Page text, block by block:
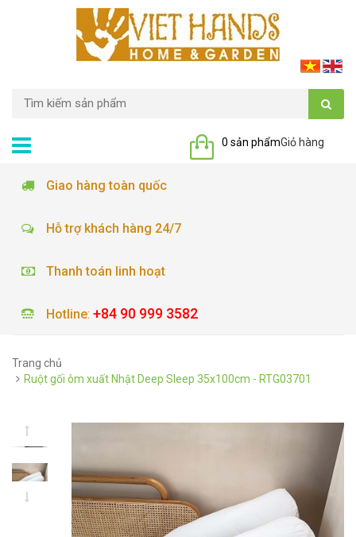
Giỏ hàng
0 sản phẩm
Giao hàng toàn quốc
Hỗ trợ khách hàng 24/7
Thanh toán linh hoạt
Hotline: +84 90 999 3582
Trang chủ
Ruột gối ôm xuất Nhật Deep Sleep 35x100cm - RTG03701